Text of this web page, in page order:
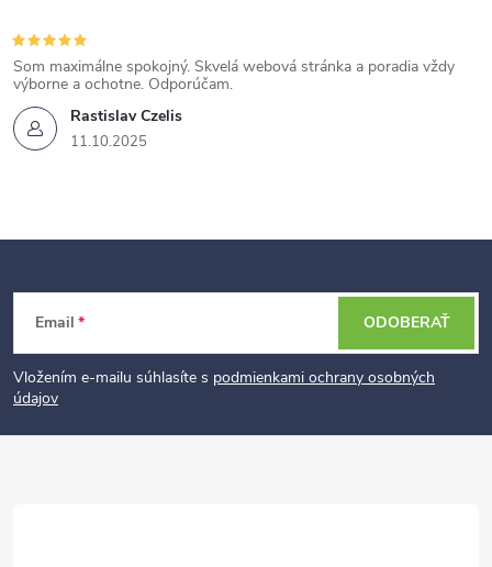
Rastislav Czelis
11.10.2025
Som maximálne spokojný. Skvelá webová stránka a poradia vždy
výborne a ochotne. Odporúčam.
t
Email
Vložením e-mailu súhlasíte s podmienkami ochrany osobných
údajov
ODOBERAŤ